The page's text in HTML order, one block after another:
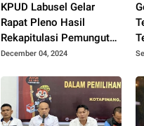
KPUD Labusel Gelar
Rapat Pleno Hasil
Rekapitulasi Pemungutan
Suara Pada Pilkada
December 04, 2024